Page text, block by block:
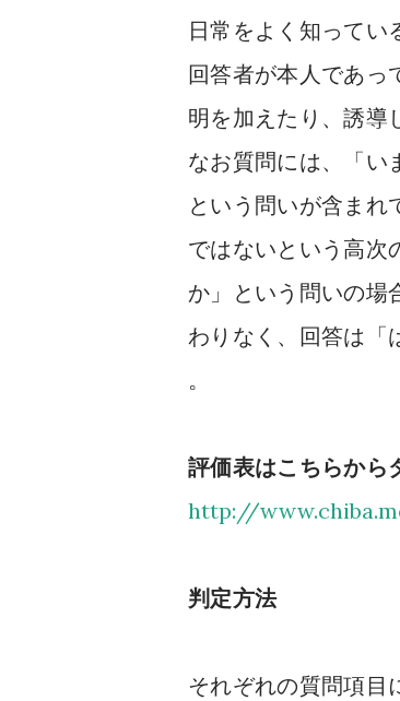
日常をよく知ってい
回答者が本人であっ
明を加えたり、誘導
なお質問には、「い
という問いが含まれ
ではないという高次
か」という問いの場
わりなく、回答は「
。
評価表はこちらから
http://
判定方法
それぞれの質問項目